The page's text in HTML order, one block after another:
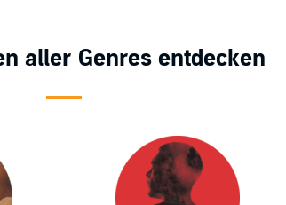
aller Genres entdecken